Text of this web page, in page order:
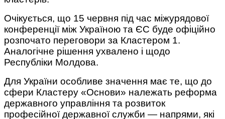
Очікується, що 15 червня під час міжурядової
конференції між Україною та ЄС буде офіційно
розпочато переговори за Кластером 1.
Аналогічне рішення ухвалено і щодо
Республіки Молдова.
Для України особливе значення має те, що до
сфери Кластеру «Основи» належать реформа
державного управління та розвиток
професійної державної служби — напрями, які